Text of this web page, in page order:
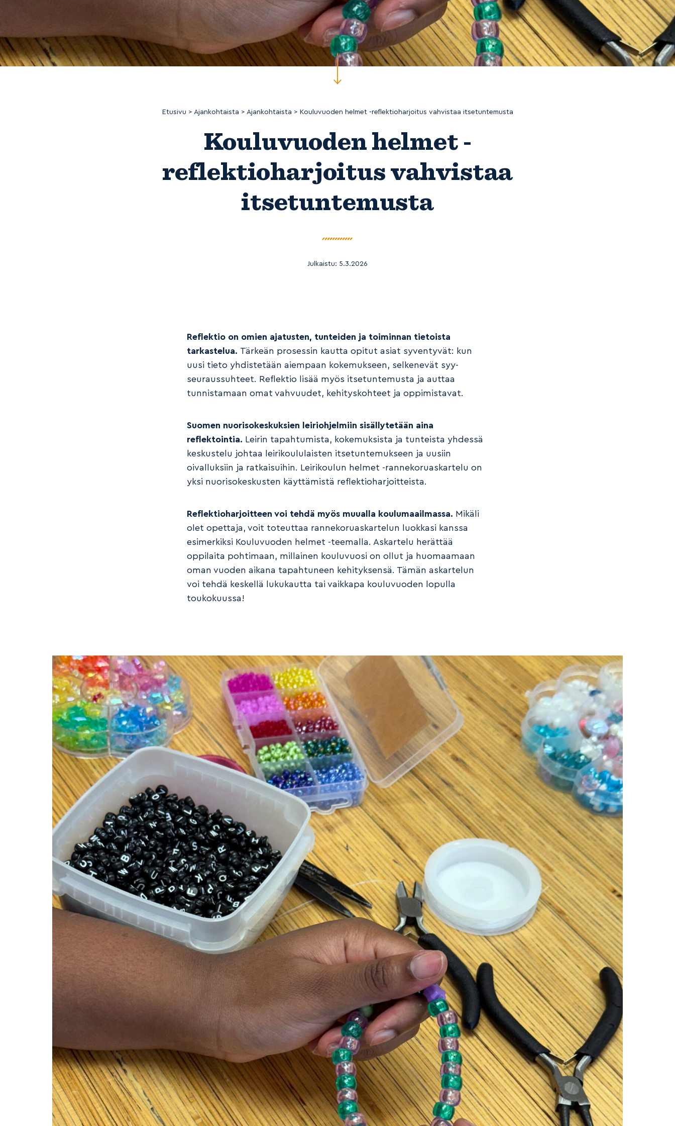
Etusivu > Ajankohtaista > Ajankohtaista > Kouluvuoden helmet -reflektioharjoitus vahvistaa itsetuntemusta
Kouluvuoden helmet -
reflektioharjoitus vahvistaa
itsetuntemusta
Julkaistu: 5.3.2026
Reflektio on omien ajatusten, tunteiden ja toiminnan tietoista
tarkastelua. Tärkeän prosessin kautta opitut asiat syventyvät: kun
uusi tieto yhdistetään aiempaan kokemukseen, selkenevät syy-
seuraussuhteet. Reflektio lisää myös itsetuntemusta ja auttaa
tunnistamaan omat vahvuudet, kehityskohteet ja oppimistavat.
Suomen nuorisokeskuksien leiriohjelmiin sisällytetään aina
reflektointia. Leirin tapahtumista, kokemuksista ja tunteista yhdessä
keskustelu johtaa leirikoululaisten itsetuntemukseen ja uusiin
oivalluksiin ja ratkaisuihin. Leirikoulun helmet -rannekoruaskartelu on
yksi nuorisokeskusten käyttämistä reflektioharjoitteista.
Reflektioharjoitteen voi tehdä myös muualla koulumaailmassa. Mikäli
olet opettaja, voit toteuttaa rannekoruaskartelun luokkasi kanssa
esimerkiksi Kouluvuoden helmet -teemalla. Askartelu herättää
oppilaita pohtimaan, millainen kouluvuosi on ollut ja huomaamaan
oman vuoden aikana tapahtuneen kehityksensä. Tämän askartelun
voi tehdä keskellä lukukautta tai vaikkapa kouluvuoden lopulla
toukokuussa!